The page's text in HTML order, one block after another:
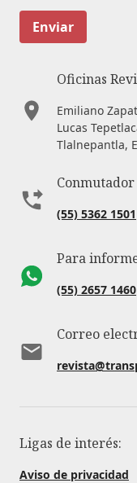
Enviar
Oficinas
Emiliano
Lucas
Tlalnepantla,
Conmutador
(55) 5362 1501
Para
(55) 2657 1460
Correo
Ligas de interés:
Aviso de privacidad